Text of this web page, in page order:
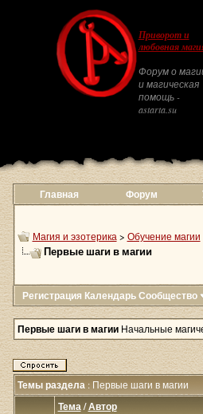
Приворот и
любовная
Форум о
и магическая
помощь -
astarta.su
Главная Форум
Магия и эзотерика > Обучение магии
Первые шаги в магии
Регистрация КалендарьСообщество
Первые шаги в магии Начальные
Темы раздела: Первые шаги в магии
Тема/Автор